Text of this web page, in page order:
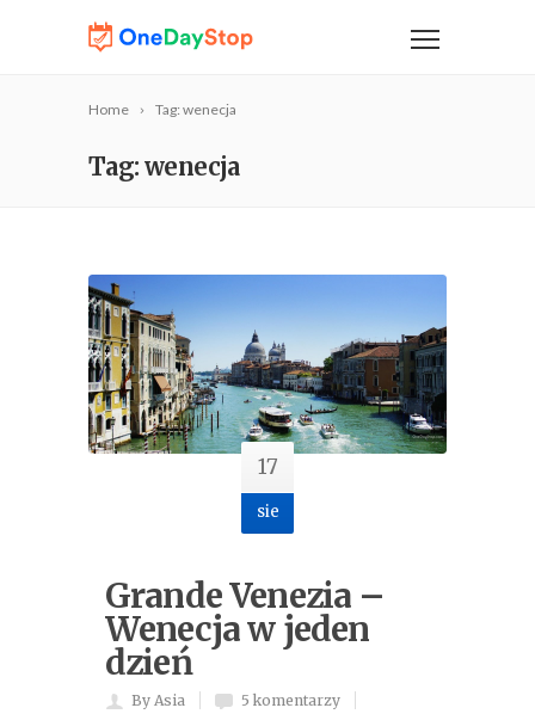
Home Tag: wenecja
Tag: wenecja
17
sie
Grande Venezia –
Wenecja w jeden
dzień
By Asia
5 komentarzy